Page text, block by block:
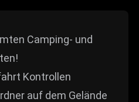
Camping- und
Kontrollen
auf dem Gelände